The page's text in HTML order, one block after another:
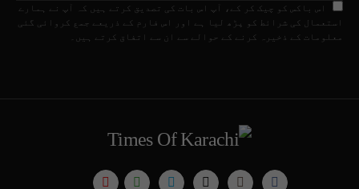
اس باکس کو چیک کر کے، آپ اس بات کی تصدیق کرتے ہیں کہ آپ نے ہمارے
استعمال کی شرائط کو پڑھ لیا ہے اور اس فارم کے ذریعے جمع کروائی گئی
معلومات کے ذخیرہ کرنے کے حوالے سے ان سے اتفاق کرتے ہیں۔